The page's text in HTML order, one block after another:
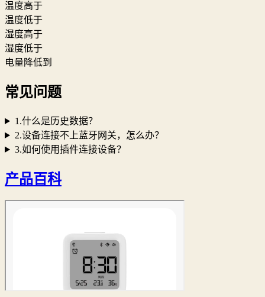
温度高于
温度低于
湿度高于
湿度低于
电量降低到
常见问题
1.什么是历史数据？
2.设备连接不上蓝牙网关，怎么办？
3.如何使用插件连接设备？
产品百科